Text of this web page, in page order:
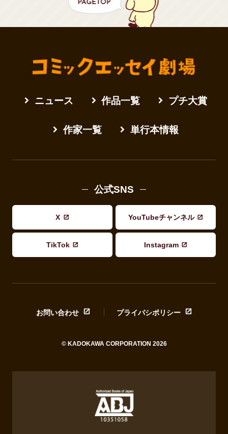
ニュース 作品一覧 プチ大賞
作家一覧 単行本情報
公式SNS
X YouTubeチャンネル
TikTok Instagram
お問い合わせ プライバシポリシー
© KADOKAWA CORPORATION 2026